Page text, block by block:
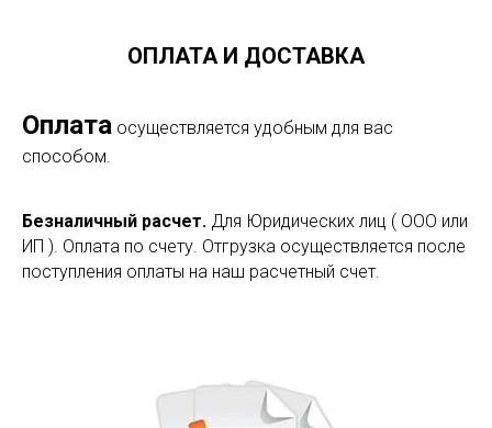
ОПЛАТА И ДОСТАВКА
Оплата осуществляется удобным для вас
способом.
Безналичный расчет. Для Юридических лиц ( ООО или
ИП ). Оплата по счету. Отгрузка осуществляется после
поступления оплаты на наш расчетный счет.